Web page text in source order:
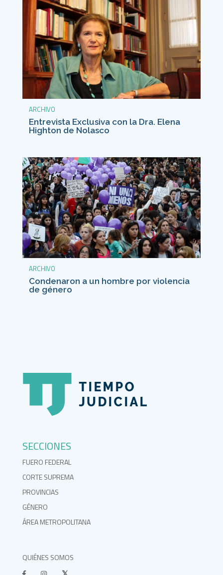
ARCHIVO
Entrevista Exclusiva con la Dra. Elena
Highton de Nolasco
ARCHIVO
Condenaron a un hombre por violencia
de género
SECCIONES
FUERO FEDERAL
CORTE SUPREMA
PROVINCIAS
GÉNERO
ÁREA METROPOLITANA
QUIÉNES SOMOS